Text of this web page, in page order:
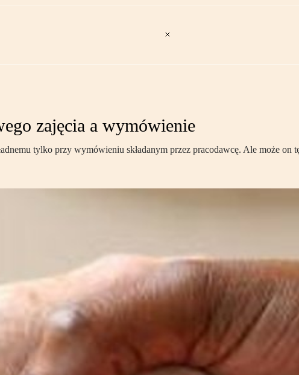
zajęcia a wymówienie
tylko przy wymówieniu składanym przez pracodawcę. Ale może on